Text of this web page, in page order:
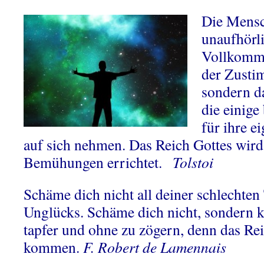
Die
der
sondern
die einige
für ihre
auf sich nehmen. Das Reich Gottes
Bemühungen errichtet. Tolstoi
Schäme dich nicht all deiner
Unglücks. Schäme dich nicht, sondern
tapfer und ohne zu zögern, denn das
kommen. F. Robert de Lamennais